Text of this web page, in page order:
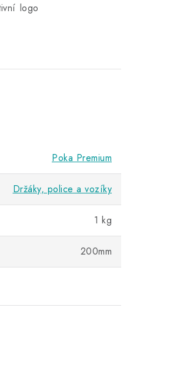
logo
Poka Premium
Držáky, police a vozíky
1 kg
200mm